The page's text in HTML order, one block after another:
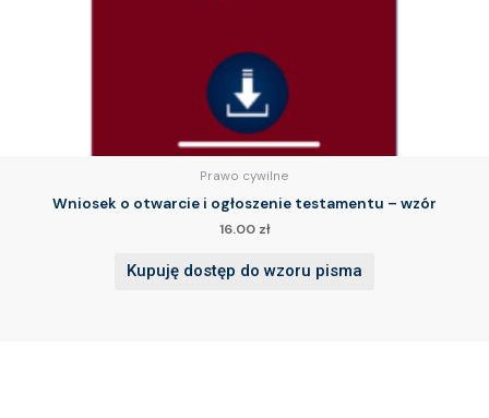
Prawo cywilne
Wniosek o otwarcie i ogłoszenie testamentu – wzór
16.00 zł
Kupuję dostęp do wzoru pisma